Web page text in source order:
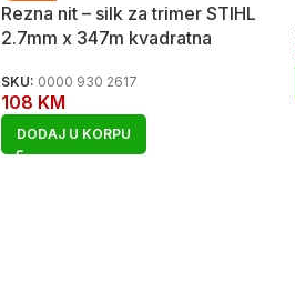
Rezna nit – silk za trimer STIHL
2.7mm x 347m kvadratna
SKU: 0000 930 2617
108 KM
DODAJ U KORPU